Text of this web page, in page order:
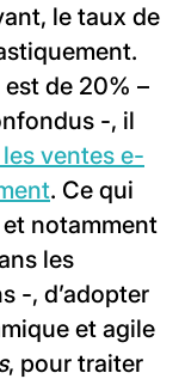
le taux de
de 20% –
-, il
ventes e-
. Ce qui
notamment
les
-, d’adopter
et agile
, pour traiter